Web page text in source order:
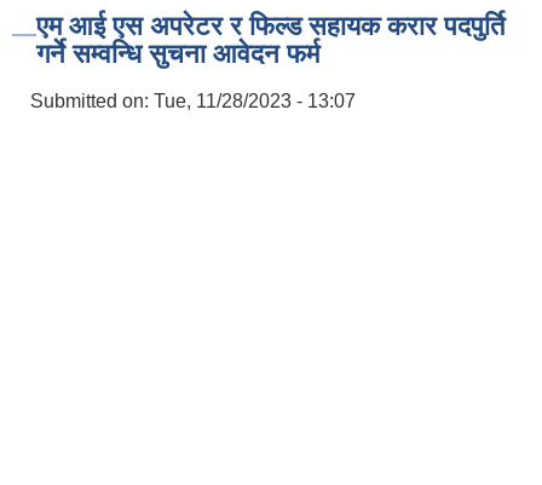
एम आई एस अपरेटर र फिल्ड सहायक करार पदपुर्ति
गर्ने सम्वन्धि सुचना आवेदन फर्म
Submitted on: Tue, 11/28/2023 - 13:07